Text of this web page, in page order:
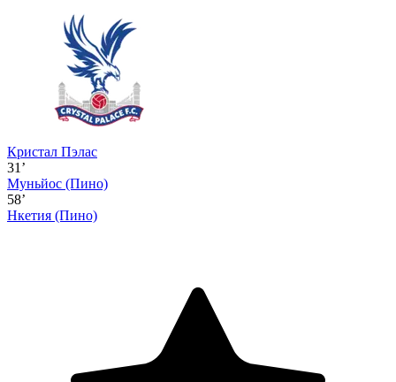
Кристал Пэлас
31’
Муньйос (Пино)
58’
Нкетия (Пино)